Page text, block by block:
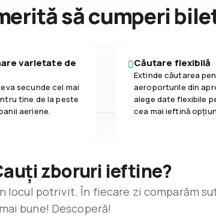
să cumperi
varietate de
secunde cel mai
tine de la peste
aeriene.
Căutare flexibilă
Extinde căutarea
aeroporturile din
alege date flexibile
cea mai ieftină
zboruri ieftine?
locul potrivit. În fiecare zi comparăm
bune! Descoperă!